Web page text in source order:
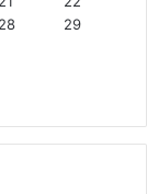
28
29